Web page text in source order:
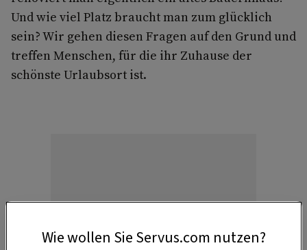
Und wie viel Platz braucht man zum glücklich
sein? Wir gehen diesen Fragen auf den Grund und
treffen Menschen, für die ihr Zuhause der
schönste Urlaubsort ist.
Wie wollen Sie Servus.com nutzen?